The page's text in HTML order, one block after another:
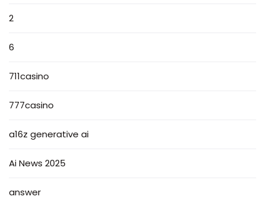
2
6
711casino
777casino
a16z generative ai
Ai News 2025
answer